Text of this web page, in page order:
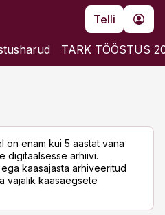
Telli
TARK TÖÖSTUS
on enam kui 5 aastat vana
digitaalsesse arhiivi.
kaasajasta arhiveeritud
vajalik kaasaegsete